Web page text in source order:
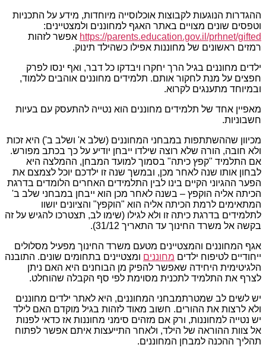
ההגדרות הנוגעות לקבוצות אוכלוסייה מיוחדות, מידע על התכניות
וטפסים שונים מצויים באתר האגף למחוננים ולמצטיינים:
https://parents.education.gov.il/prhnet/gifted אפשר לזהות
רמזים ראשונים של מחוננות אפילו כשהילד תינוק.
ילדים מחוננים בגיל הרך יחקרו ויבדקו כל דבר, ואף ינסו לפרק
חפצים על מנת לחקור אותם. תלמידים מחוננים אוהבים ללמוד,
ובמיוחד מתענגים לקרוא.
מאפיין אחד של תלמידים מחוננים הוא נטייה להתעסק עם בעיות
חשבוניות.
מכיוון שההשתתפות במבחני המחוננים (שלב א' ושלב ב') היא זכות
ולא חובה, הורה שלא רוצה שילדו ייבחן יודיע על כך בכתב מפורש.
אם התלמיד "קפץ כיתה" בסמוך למועד המבחן, ההמלצה היא
לבחון אותו שנה לאחר מכן, ובמשך שנה זו ילדכם יוכל לצמצם את
הפער ההגיוני הקיים בינו לבין התלמידים האחרים הלומדים בדרגת
הכיתה אליה הוקפץ – בשנה לאחר מכן הוא ייבחן במבחני שלב ב'
המתאימים לרמת הכיתה אליה הוא "הוקפץ" והציונים יושוו
לתלמידים בדרגת כיתה זו ולא לגילו (שימו לב, תצטרכו להגיש על זה
בקשה אל משרד החינוך עד התאריך 31/12).
אגף המחוננים והמצטיינים מטעם משרד החינוך מפעיל מסלולים
ייחודיים לטיפוח ילדים מחוננים ומצטיינים בתחומים שונים. התובנה
הלגיטימית היחידה שאפשר להפיק מן הבוחנים היא האם ניתן
לצרף את התלמיד לתכנית מסוימת לפי סף הקבלה שהוחלט.
יש לשים לב שמטרתמבחני המחוננים, היא לאתר ילדים מחוננים
ולא לרצות את ההורים. חשוב מאוד לזהות בגיל מוקדם האם לילד
יש נטייה למחוננות, ורק אם מזהים סימני מחוננות אז כדאי לפנות
אל צוות ההוראה של הילד, ולאחר התייעצות איתם אפשר לפתוח
תהליך ההכנה למבחן המחוננים.